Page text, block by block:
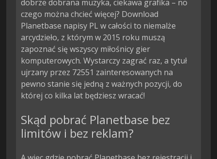
dobrze dobrana muzyka, ciekawa grafika – no
czego można chcieć więcej? Download
Planetbase napisy PL w całości to niemalże
arcydzieło, z którym w 2015 roku muszą
zapoznać się wszyscy miłośnicy gier
komputerowych. Wystarczy zagrać raz, a tytuł
ujrzany przez 72551 zainteresowanych na
pewno stanie się jedną z ważnych pozycji, do
której co kilka lat będziesz wracać!
Skąd pobrać Planetbase bez
limitów i bez reklam?